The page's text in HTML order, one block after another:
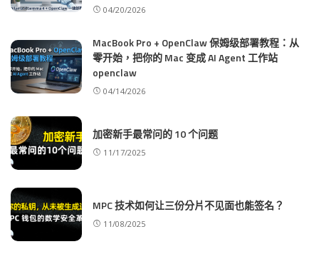
04/20/2026
MacBook Pro + OpenClaw 保姆级部署教程：从
零开始，把你的 Mac 变成 AI Agent 工作站
openclaw
04/14/2026
加密新手最常问的 10 个问题
11/17/2025
MPC 技术如何让三份分片不见面也能签名？
11/08/2025